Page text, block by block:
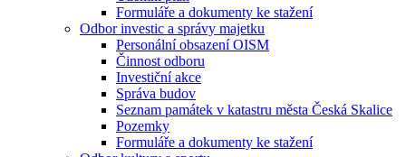
Formuláře a dokumenty ke stažení
Odbor investic a správy majetku
Personální obsazení OISM
Činnost odboru
Investiční akce
Správa budov
Seznam památek v katastru města Česká Skalice
Pozemky
Formuláře a dokumenty ke stažení